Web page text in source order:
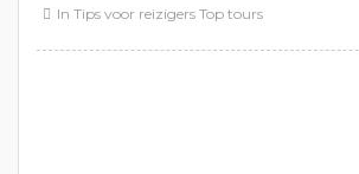
In Tips voor reizigers Top tours